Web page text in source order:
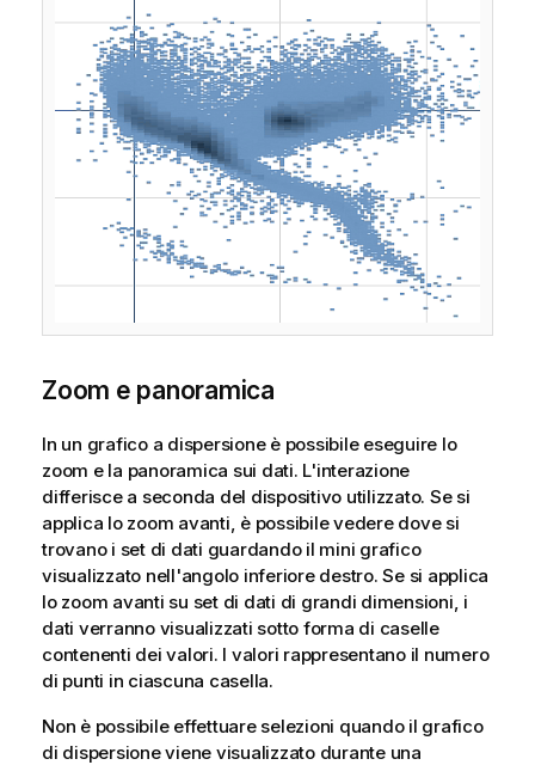
Zoom e panoramica
In un grafico a dispersione è possibile eseguire lo
zoom e la panoramica sui dati. L'interazione
differisce a seconda del dispositivo utilizzato. Se si
applica lo zoom avanti, è possibile vedere dove si
trovano i set di dati guardando il mini grafico
visualizzato nell'angolo inferiore destro. Se si applica
lo zoom avanti su set di dati di grandi dimensioni, i
dati verranno visualizzati sotto forma di caselle
contenenti dei valori. I valori rappresentano il numero
di punti in ciascuna casella.
Non è possibile effettuare selezioni quando il grafico
di dispersione viene visualizzato durante una